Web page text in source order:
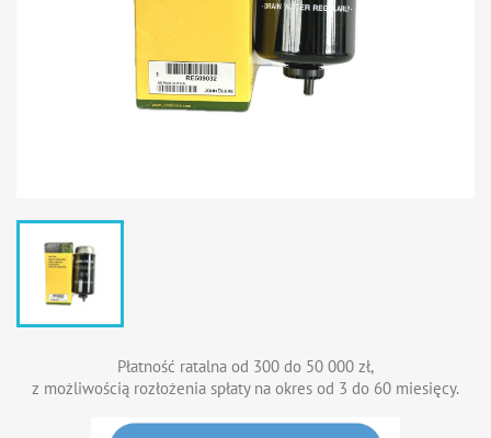
Płatność ratalna od 300 do 50 000 zł,
z możliwością rozłożenia spłaty na okres od 3 do 60 miesięcy.